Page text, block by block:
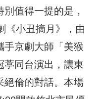
值得一提的是，
《小丑摘月》，由
手京劇大師「美猴
葶同台演出，讓東
絕倫的對話。本場